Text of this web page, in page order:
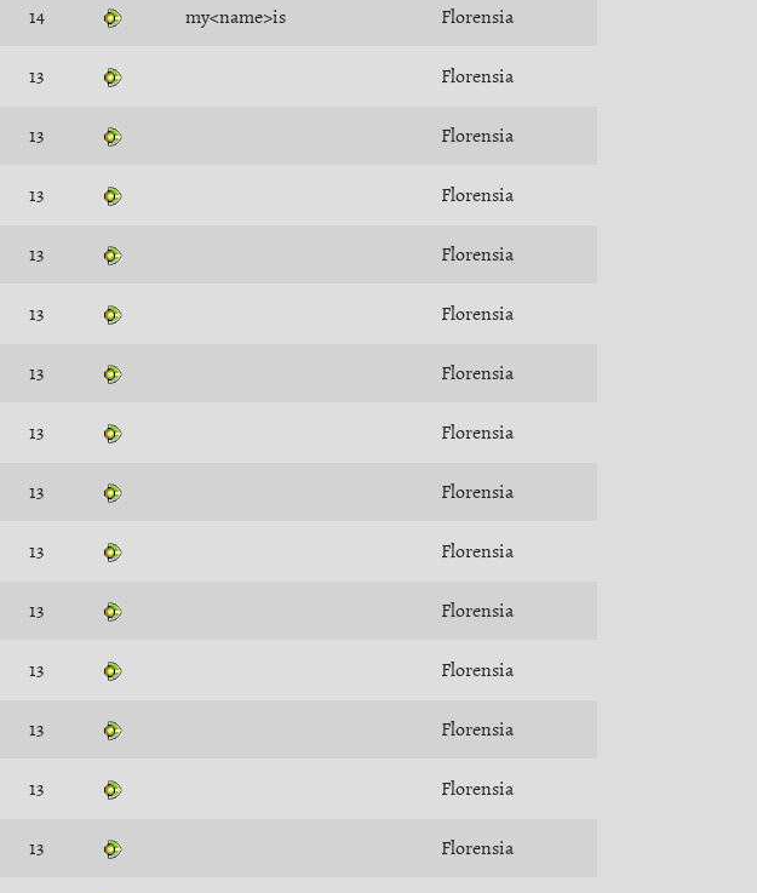
14 my<name>is Florensia
13 Florensia
13 Florensia
13 Florensia
13 Florensia
13 Florensia
13 Florensia
13 Florensia
13 Florensia
13 Florensia
13 Florensia
13 Florensia
13 Florensia
13 Florensia
13 Florensia